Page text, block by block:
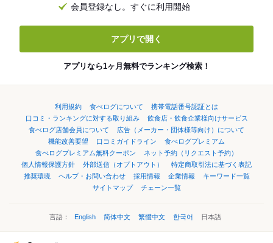
会員登録なし。すぐに利用開始
アプリで開く
アプリなら1ヶ月無料でランキング検索！
利用規約 食べログについて
携帯電話番号認証とは
口コミ・ランキングに対する取り組み
飲食店・飲食企業様向けサービス
食べログ店舗会員について
広告（メーカー・団体様等向け）について
機能改善要望
口コミガイドライン
食べログプレミアム
食べログプレミアム無料クーポン
ネット予約（リクエスト予約）
個人情報保護方針
外部送信（オプトアウト）
特定商取引法に基づく表記
推奨環境
ヘルプ・お問い合わせ 採用情報 企業情報
キーワード一覧
サイトマップ
チェーン一覧
言語： English 简体中文 繁體中文 한국어 日本語